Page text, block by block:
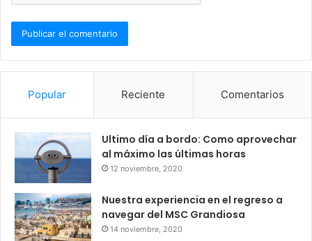
Popular Reciente Comentarios
Ultimo día a bordo: Como aprovechar
al máximo las últimas horas
12 noviembre, 2020
Nuestra experiencia en el regreso a
navegar del MSC Grandiosa
14 noviembre, 2020